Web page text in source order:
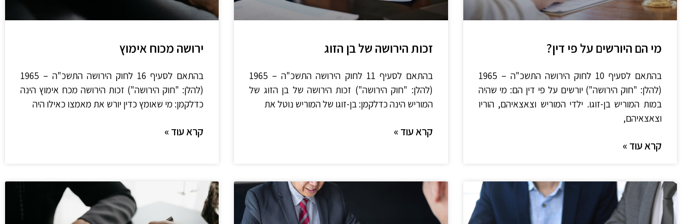
מי הם היורשים על פי דין?
בהתאם לסעיף 10 לחוק הירושה התשכ"ה – 1965
(להלן: "חוק הירושה") יורשים על פי דין הם: מי שהיה
במות המוריש בן-זוגו. ילדי המוריש וצאצאיהם, הוריו
וצאצאיהם,
קרא עוד »
זכות הירושה של בן הזוג
בהתאם לסעיף 11 לחוק הירושה התשכ"ה – 1965
(להלן: "חוק הירושה") זכות הירושה של בן הזוג של
המוריש הינה כדלקמן: בן-זוגו של המוריש נוטל את
קרא עוד »
ירושה מכוח אימוץ
בהתאם לסעיף 16 לחוק הירושה התשכ"ה – 1965
(להלן: "חוק הירושה") זכות הירושה מכח אימוץ הינה
כדלקמן: מי שאומץ כדין יורש את מאמצו כאילו היה
קרא עוד »